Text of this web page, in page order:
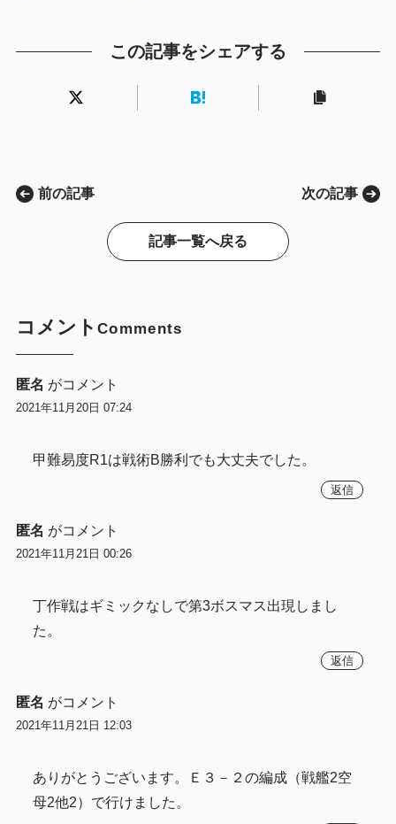
この記事をシェアする
前の記事
記事一覧へ戻る
次の記事
コメント Comments
匿名 がコメント
2021年11月20日 07:24
甲難易度R1は戦術B勝利でも大丈夫でした。
返信
匿名 がコメント
2021年11月21日 00:26
丁作戦はギミックなしで第3ボスマス出現しまし
た。
返信
匿名 がコメント
2021年11月21日 12:03
ありがとうございます。Ｅ３－２の編成（戦艦2空
母2他2）で行けました。